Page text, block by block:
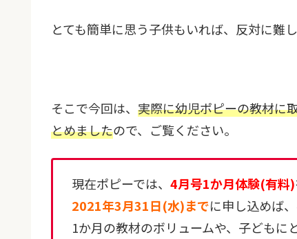
とても簡単に思う子供もいれば、反対に難
そこで今回は、 実際に幼児ポピーの教材に
とめましたので、ご覧ください。
現在ポピーでは、 4月号1か月体験(有料)
2021年3月31日(水)までに申し込めば
1か月の教材のボリュームや、子どもに